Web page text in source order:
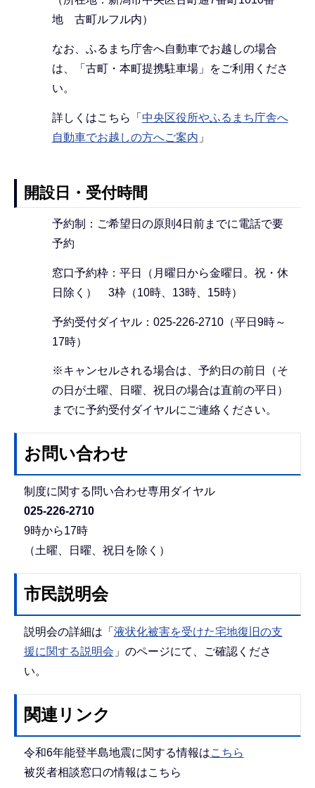
地 古町ルフル内）
なお、ふるまち庁舎へ自動車でお越しの場合
は、「古町・本町提携駐車場」をご利用くださ
い。
詳しくはこちら「 中央区役所やふるまち庁舎へ
自動車でお越しの方へご案内 」
開設日・受付時間
予約制：ご希望日の原則4日前までに電話で要
予約
窓口予約枠：平日（月曜日から金曜日。祝・休
日除く） 3枠（10時、13時、15時）
予約受付ダイヤル：025-226-2710（平日9時～
17時）
※キャンセルされる場合は、予約日の前日（そ
の日が土曜、日曜、祝日の場合は直前の平日）
までに予約受付ダイヤルにご連絡ください。
お問い合わせ
制度に関する問い合わせ専用ダイヤル
025-226-2710
9時から17時
（土曜、日曜、祝日を除く）
市民説明会
説明会の詳細は「 液状化被害を受けた宅地復旧の支
援に関する説明会 」のページにて、ご確認くださ
い。
関連リンク
令和6年能登半島地震に関する情報はこちら
被災者相談窓口の情報はこちら